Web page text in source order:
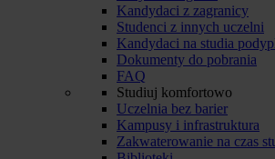
Kandydaci z zagranicy
Studenci z innych uczelni
Kandydaci na studia
Dokumenty do pobrania
FAQ
Studiuj komfortowo
Uczelnia bez barier
Kampusy i infrastruktura
Zakwaterowanie na czas